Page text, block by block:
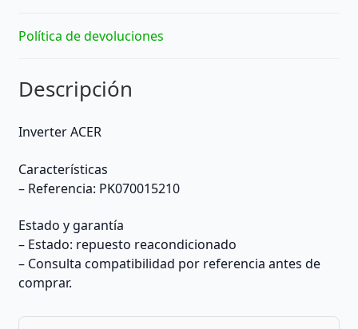
Política de devoluciones
Descripción
Inverter ACER
Características
– Referencia: PK070015210
Estado y garantía
– Estado: repuesto reacondicionado
– Consulta compatibilidad por referencia antes de
comprar.